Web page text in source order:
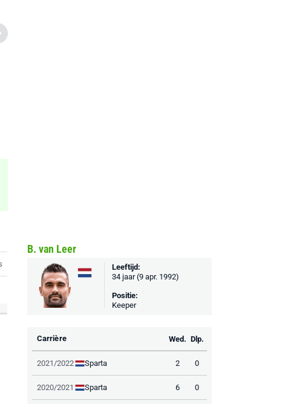
B. van Leer
Leeftijd:
34 jaar (9 apr. 1992)
Positie:
Keeper
Carrière Wed. Dlp.
2021/2022 Sparta 2 0
2020/2021 Sparta 6 0